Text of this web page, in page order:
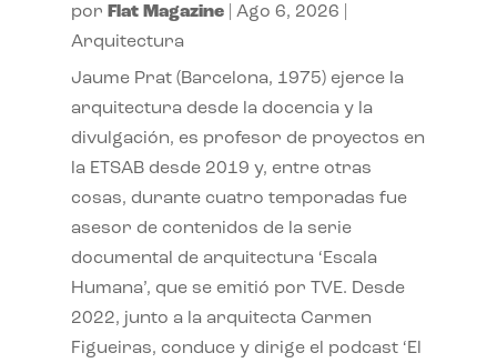
por Flat Magazine| Ago 6, 2026
Arquitectura
Jaume Prat (Barcelona, 1975) ejerce la
arquitectura desde la docencia y la
divulgación, es profesor de proyectos en
la ETSAB desde 2019 y, entre otras
cosas, durante cuatro temporadas fue
asesor de contenidos de la serie
documental de arquitectura ‘Escala
Humana’, que se emitió por TVE. Desde
2022, junto a la arquitecta Carmen
Figueiras, conduce y dirige el podcast ‘El